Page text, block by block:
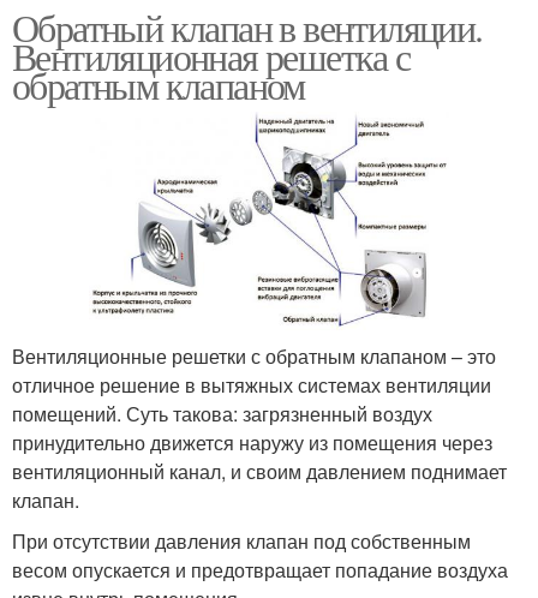
Обратный клапан в вентиляции.
Вентиляционная решетка с
обратным клапаном
Вентиляционные решетки с обратным клапаном – это
отличное решение в вытяжных системах вентиляции
помещений. Суть такова: загрязненный воздух
принудительно движется наружу из помещения через
вентиляционный канал, и своим давлением поднимает
клапан.
При отсутствии давления клапан под собственным
весом опускается и предотвращает попадание воздуха